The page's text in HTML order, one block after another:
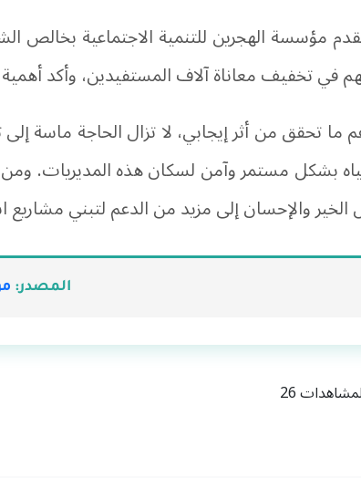
مؤسسة الهجرين للتنمية الاجتماعية بخالص
في تخفيف معاناة آلاف المستفيدين، وأكد أهمية
ما تحقق من أثر إيجابي، لا تزال الحاجة ماسة
بشكل مستمر وآمن لسكان هذه المديريات.
الخير والإحسان إلى مزيد من الدعم لتبني مشاريع
المصدر:
26